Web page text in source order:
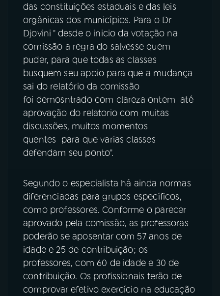
das constituições estaduais e das leis
orgânicas dos municípios. Para o Dr
Djovini " desde o inicio da votação na
comissão a regra do salvesse quem
puder, para que todas as classes
busquem seu apoio para que a mudança
sai do relatório da comissão
foi demosntrado com clareza ontem até
aprovação do relatorio com muitas
discussões, muitos momentos
quentes para que varias classes
defendam seu ponto".
Segundo o especialista há ainda normas
diferenciadas para grupos específicos,
como professores. Conforme o parecer
aprovado pela comissão, as professoras
poderão se aposentar com 57 anos de
idade e 25 de contribuição; os
professores, com 60 de idade e 30 de
contribuição. Os profissionais terão de
comprovar efetivo exercício na educação